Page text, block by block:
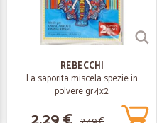
REBECCHI
La saporita miscela spezie in
polvere gr.4x2